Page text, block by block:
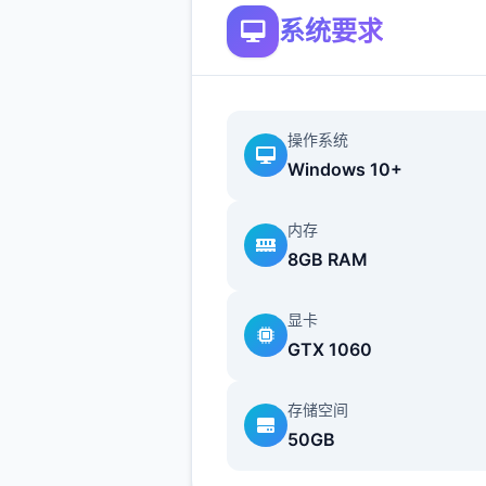
“终于来了啊……”壹旁的女子
人……就是你吗？”
主人公在异天地中也必须打着
零工来维持生计，在铁匠铺帮
系统要求
操作系统
Windows 10+
内存
8GB RAM
显卡
GTX 1060
存储空间
50GB